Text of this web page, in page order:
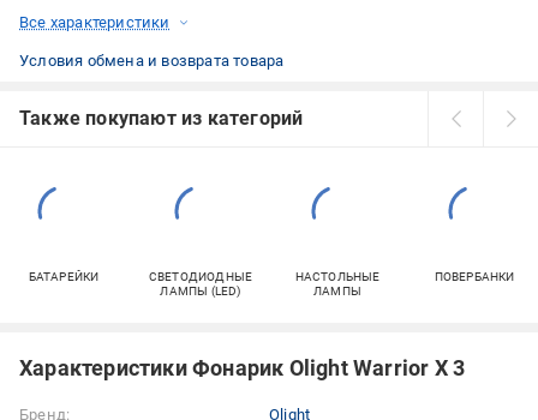
Все характеристики
Условия обмена и возврата товара
Также покупают из категорий
БАТАРЕЙКИ
СВЕТОДИОДНЫЕ
ЛАМПЫ (LED)
НАСТОЛЬНЫЕ
ЛАМПЫ
ПОВЕРБАНКИ
Характеристики Фонарик Olight Warrior X 3
Бренд:
Olight